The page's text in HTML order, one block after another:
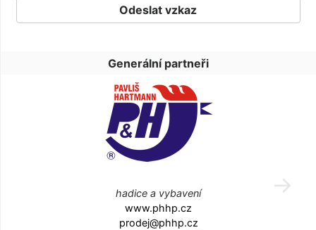
Generální partneři
hadice a vybavení
www.phhp.cz
prodej@phhp.cz